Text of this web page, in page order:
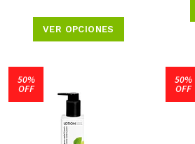
VER OPCIONES
50%
OFF
50%
OFF